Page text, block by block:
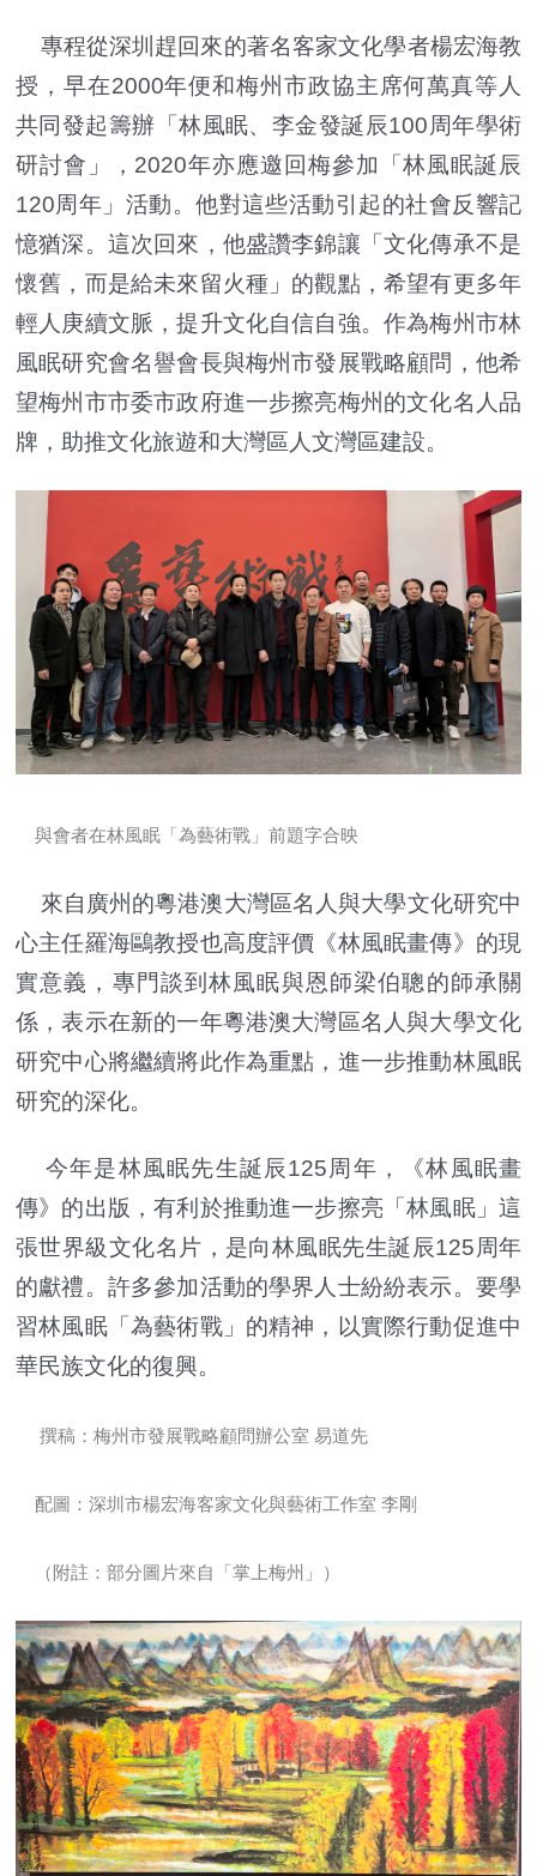
專程從深圳趕回來的著名客家文化學者楊宏海教
授，早在2000年便和梅州市政協主席何萬真等人
共同發起籌辦「林風眠、李金發誕辰100周年學術
研討會」，2020年亦應邀回梅參加「林風眠誕辰
120周年」活動。他對這些活動引起的社會反響記
憶猶深。這次回來，他盛讚李錦讓「文化傳承不是
懷舊，而是給未來留火種」的觀點，希望有更多年
輕人庚續文脈，提升文化自信自強。作為梅州市林
風眠研究會名譽會長與梅州市發展戰略顧問，他希
望梅州市市委市政府進一步擦亮梅州的文化名人品
牌，助推文化旅遊和大灣區人文灣區建設。
與會者在林風眠「為藝術戰」 前題字合映
來自廣州的粵港澳大灣區名人與大學文化研究中
心主任羅海鷗教授也高度評價《林風眠畫傳》的現
實意義，專門談到林風眠與恩師梁伯聰的師承關
係，表示在新的一年粵港澳大灣區名人與大學文化
研究中心將繼續將此作為重點，進一步推動林風眠
研究的深化。
今年是林風眠先生誕辰125周年，《林風眠畫
傳》的出版，有利於推動進一步擦亮「林風眠」這
張世界級文化名片，是向林風眠先生誕辰125周年
的獻禮。許多參加活動的學界人士紛紛表示。要學
習林風眠「為藝術戰」的精神，以實際行動促進中
華民族文化的復興。
撰稿：梅州市發展戰略顧問辦公室 易道先
配圖：深圳市楊宏海客家文化與藝術工作室 李剛
（附註：部分圖片來自「掌上梅州」）